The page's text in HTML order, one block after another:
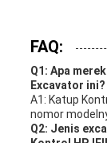
FAQ:
Q1: Apa
Excavator ini?
A1: Katup
nomor
Q2: Jenis